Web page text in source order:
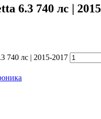
6.3 740 лс |
740 лс | 2015-2017